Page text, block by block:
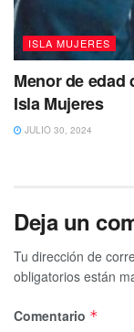
ISLA MUJERES
Menor de edad
Isla Mujeres
JULIO 30, 2024
Deja un
Tu dirección de
obligatorios están
Comentario *